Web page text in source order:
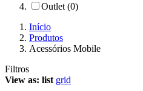
Outlet (0)
Início
Produtos
Acessórios Mobile
Filtros
View as: list grid